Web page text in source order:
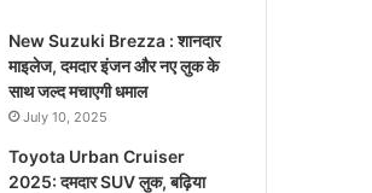
New Suzuki Brezza : शानदार
माइलेज, दमदार इंजन और नए लुक के
साथ जल्द मचाएगी धमाल
July 10, 2025
Toyota Urban Cruiser
2025: दमदार SUV लुक, बढ़िया